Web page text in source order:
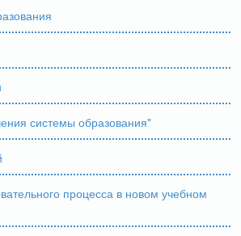
системы образования"
процесса в новом учебном